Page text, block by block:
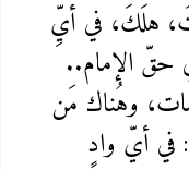
هلَكَ، في أيِّ
الإمام..
وهُناك مَن
أيّ وادٍ